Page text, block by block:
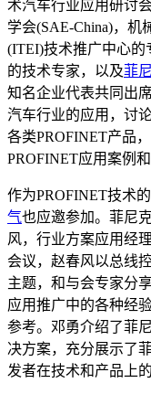
术汽车行业应用研讨
学会(SAE-China)，
(ITEI)技术推广中心的
的技术专家，以及菲
知名企业代表共同出
汽车行业的应用，讨
各类PROFINET产品
PROFINET应用案例和
作为PROFINET技术
气也应邀参加。菲尼
风，行业方案应用经
会议，赵春风以总线
主题，和与会专家分
应用推广中的各种经
参考。邓勇介绍了菲
决方案，充分展示了
发者在技术和产品上